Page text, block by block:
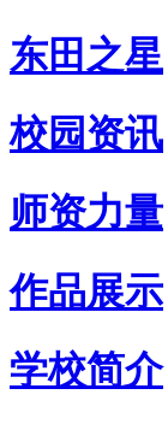
东田之星
校园资讯
师资力量
作品展示
学校简介